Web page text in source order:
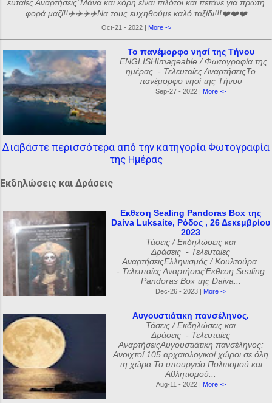
ευταίες Αναρτήσεις"Μάνα και κόρη είναι πιλότοι και πετάνε για πρώτη
φορά μαζί!!✈️✈️✈️✈️Να τους ευχηθούμε καλό ταξίδι!!!❤️❤️❤️
Oct-21 - 2022 | More ->
Το πανέμορφο νησί της Τήνου
ENGLISHImageable / Φωτογραφία της
ημέρας - Τελευταίες ΑναρτήσειςΤο
πανέμορφο νησί της Τήνου
Sep-27 - 2022 | More ->
Διαβάστε περισσότερα από την κατηγορία Φωτογραφία
της Ημέρας
Εκδηλώσεις και Δράσεις
Εκθεση Sealing Pandoras Box της
Daiva Luksaite, Ρόδος , 26 Δεκεμβρίου
2023
Τάσεις / Εκδηλώσεις και
Δράσεις - Τελευταίες
ΑναρτήσειςΕλληνισμός / Κουλτούρα
- Τελευταίες ΑναρτήσειςΈκθεση Sealing
Pandoras Box της Daiva...
Dec-26 - 2023 | More ->
Αυγουστιάτικη πανσέληνος.
Τάσεις / Εκδηλώσεις και
Δράσεις - Τελευταίες
ΑναρτήσειςΑυγουστιάτικη πανσέληνος:
Ανοιχτοί 105 αρχαιολογικοί χώροι σε όλη
τη χώρα Το υπουργείο Πολιτισμού και
Αθλητισμού...
Aug-11 - 2022 | More ->